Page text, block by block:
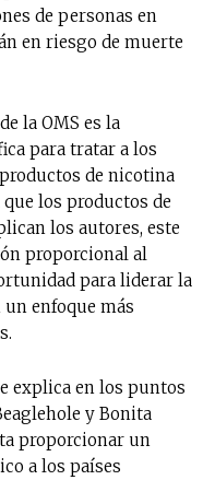
de personas en
en riesgo de muerte
la OMS es la
para tratar a los
de nicotina
los productos de
los autores, este
proporcional al
para liderar la
enfoque más
explica en los puntos
y Bonita
proporcionar un
a los países